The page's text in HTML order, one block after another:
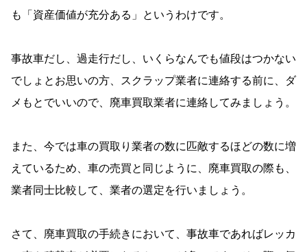
も「資産価値が充分ある」というわけです。
事故車だし、過走行だし、いくらなんでも値段はつかない
でしょとお思いの方、スクラップ業者に連絡する前に、ダ
メもとでいいので、廃車買取業者に連絡してみましょう。
また、今では車の買取り業者の数に匹敵するほどの数に増
えているため、車の売買と同じように、廃車買取の際も、
業者同士比較して、業者の選定を行いましょう。
さて、廃車買取の手続きにおいて、事故車であればレッカ